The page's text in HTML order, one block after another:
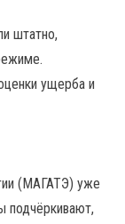
штатно,
ущерба и
(МАГАТЭ) уже
подчёркивают,